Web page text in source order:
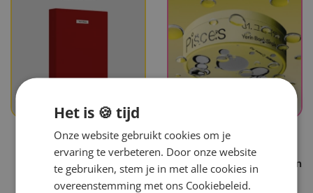
Baek Yerin
Flash And Core
Baek Yerin
Yerin - Baek - Pisce:s - Sun
Damage Discolored
Het is 🍪 tijd
Onze website gebruikt cookies om je
ervaring te verbeteren. Door onze website
te gebruiken, stem je in met alle cookies in
overeenstemming met ons Cookiebeleid.